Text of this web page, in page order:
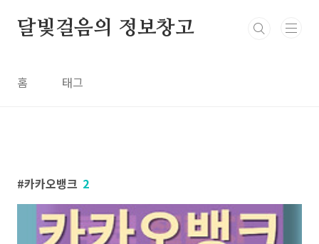
달빛걸음의 정보창고
홈 태그
카카오뱅크 2